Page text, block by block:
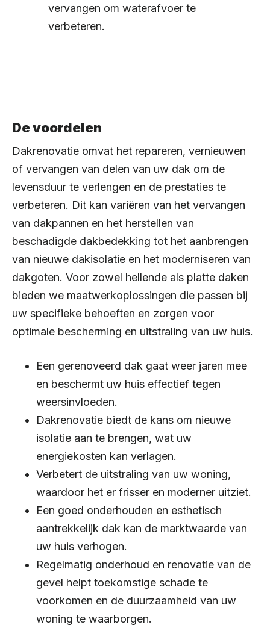
vervangen om waterafvoer te
verbeteren.
De voordelen
Dakrenovatie omvat het repareren, vernieuwen
of vervangen van delen van uw dak om de
levensduur te verlengen en de prestaties te
verbeteren. Dit kan variëren van het vervangen
van dakpannen en het herstellen van
beschadigde dakbedekking tot het aanbrengen
van nieuwe dakisolatie en het moderniseren van
dakgoten. Voor zowel hellende als platte daken
bieden we maatwerkoplossingen die passen bij
uw specifieke behoeften en zorgen voor
optimale bescherming en uitstraling van uw huis.
Een gerenoveerd dak gaat weer jaren mee
en beschermt uw huis effectief tegen
weersinvloeden.
Dakrenovatie biedt de kans om nieuwe
isolatie aan te brengen, wat uw
energiekosten kan verlagen.
Verbetert de uitstraling van uw woning,
waardoor het er frisser en moderner uitziet.
Een goed onderhouden en esthetisch
aantrekkelijk dak kan de marktwaarde van
uw huis verhogen.
Regelmatig onderhoud en renovatie van de
gevel helpt toekomstige schade te
voorkomen en de duurzaamheid van uw
woning te waarborgen.